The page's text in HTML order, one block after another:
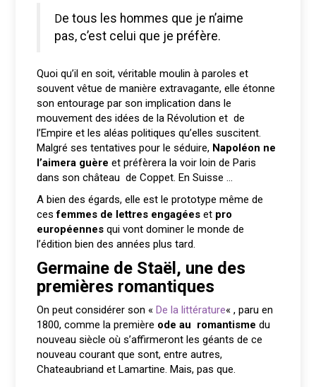
De tous les hommes que je n’aime
pas, c’est celui que je préfère.
Quoi qu’il en soit, véritable moulin à paroles et
souvent vêtue de manière extravagante, elle étonne
son entourage par son implication dans le
mouvement des idées de la Révolution et de
l’Empire et les aléas politiques qu’elles suscitent.
Malgré ses tentatives pour le séduire, Napoléon ne
l’aimera guère et préfèrera la voir loin de Paris
dans son château de Coppet. En Suisse …
A bien des égards, elle est le prototype même de
cesfemmes de lettres engagées et pro
européennes qui vont dominer le monde de
l’édition bien des années plus tard.
Germaine de Staël, une des
premières romantiques
On peut considérer son «De la littérature« , paru en
1800, comme la première ode au romantisme du
nouveau siècle où s’affirmeront les géants de ce
nouveau courant que sont, entre autres,
Chateaubriand et Lamartine. Mais, pas que.